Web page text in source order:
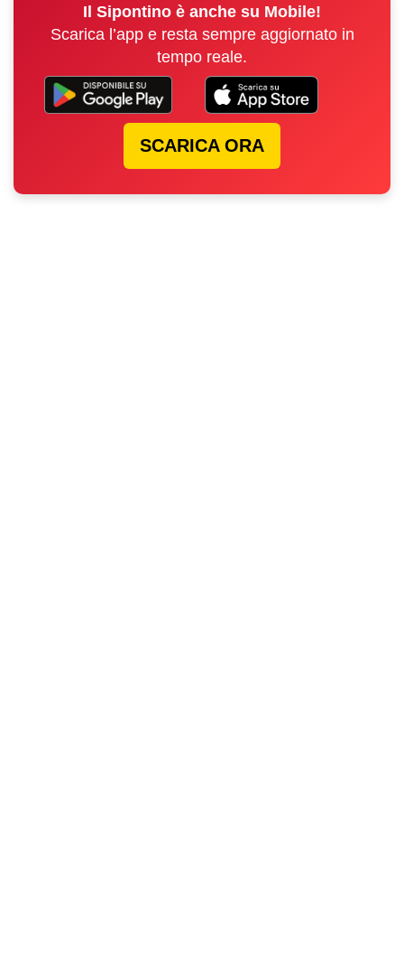
Il Sipontino è anche su Mobile!
Scarica l’app e resta sempre aggiornato in
tempo reale.
SCARICA ORA